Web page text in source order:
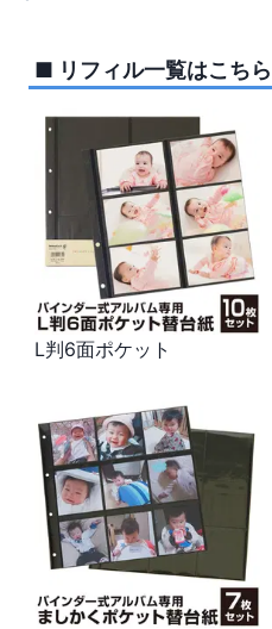
■ リフィル一覧はこちら
L判6面ポケット